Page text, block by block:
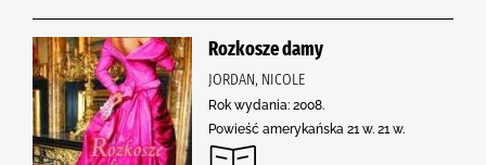
Rozkosze damy
JORDAN, NICOLE
Rok wydania: 2008.
Powieść amerykańska 21 w. 21 w.